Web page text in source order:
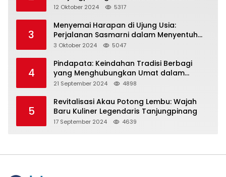
Representasi
12 Oktober 2024 5317
3
Menyemai Harapan di Ujung Usia:
Perjalanan Sasmarni dalam Menyentuh
Hati dan Jiwa
3 Oktober 2024 5047
4
Pindapata: Keindahan Tradisi Berbagi
yang Menghubungkan Umat dalam
Spiritualitas dan Kebersamaan dalam
21 September 2024 4898
5
Revitalisasi Akau Potong Lembu: Wajah
Baru Kuliner Legendaris Tanjungpinang
17 September 2024 4639